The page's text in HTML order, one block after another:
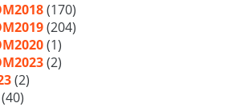
(170)
(204)
(1)
(2)
(2)
(40)